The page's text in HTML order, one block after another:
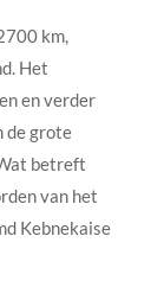
km,
Het
en verder
de grote
betreft
van het
Kebnekaise